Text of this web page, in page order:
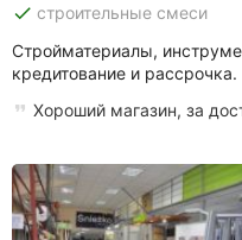
done строительные смеси
Стройматериалы,
кредитование и рассрочка.
Хороший магазин, за